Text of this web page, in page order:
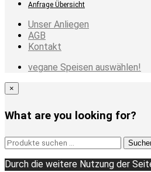
Anfrage Übersicht
Unser Anliegen
AGB
Kontakt
vegane Speisen auswählen!
×
What are you looking for?
Suchen
nach:
Durch die weitere Nutzung der